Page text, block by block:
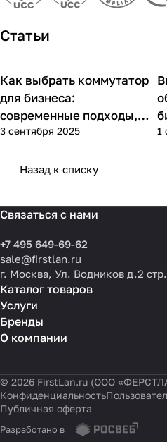
Статьи
Советы покупателям
Как выбрать коммутатор
для бизнеса:
современные подходы,
практика применения и
3 сентября 2025 1
Назад к списку
Связаться с нами
+7 495 649-69-62
sale@firstlan.ru
г. Москва, Ул. Водников д.2
Каталог товаров
Услуги
Бренды
О компании
© 2026 FirstLan.ru (ООО
Конфиденциальность
Публичная оферта
Разработано в